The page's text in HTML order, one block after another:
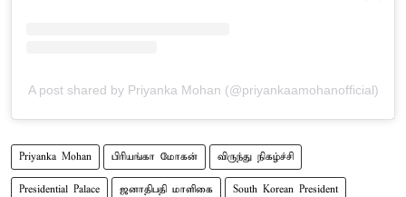
A post shared by Priyanka Mohan (@priyankaamohanofficial)
Priyanka Mohan பிரியங்கா மோகன் விருந்து நிகழ்ச்சி
Presidential Palace ஜனாதிபதி மாளிகை South Korean President